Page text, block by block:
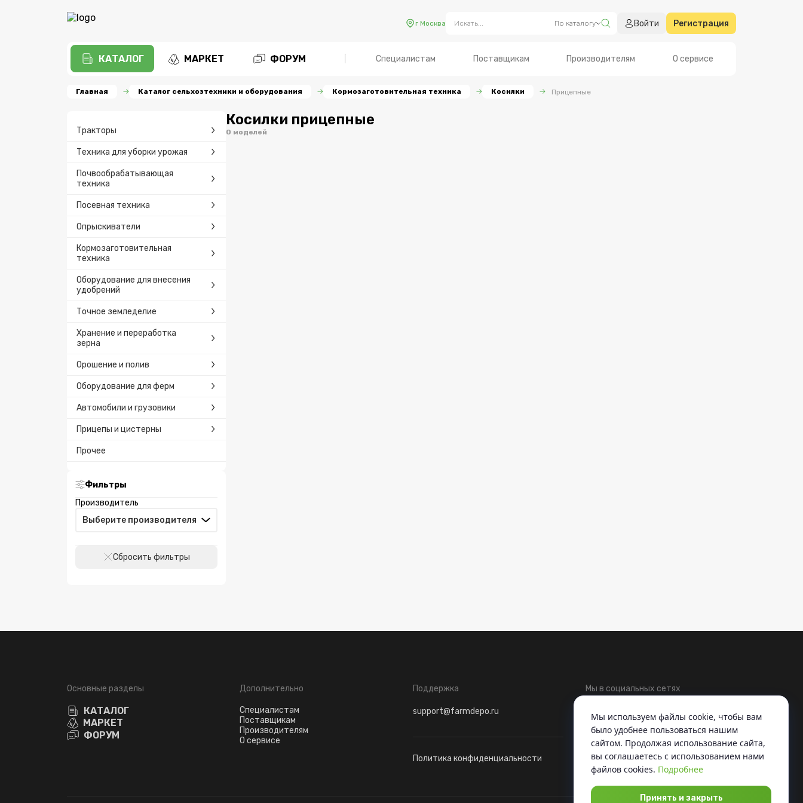
г Москва По каталогу Войти Регистрация
КАТАЛОГ МАРКЕТ ФОРУМ Специалистам Поставщикам Производителям О сервисе
Главная Каталог сельхозтехники и оборудования Кормозаготовительная техника Косилки Прицепные
Тракторы
Техника для уборки урожая
Почвообрабатывающая
техника
Посевная техника
Опрыскиватели
Кормозаготовительная
техника
Оборудование для внесения
удобрений
Точное земледелие
Хранение и переработка
зерна
Орошение и полив
Оборудование для ферм
Автомобили и грузовики
Прицепы и цистерны
Прочее
Фильтры
Производитель
Сбросить фильтры
Косилки прицепные
0 моделей
Основные разделы
КАТАЛОГ
МАРКЕТ
ФОРУМ
Дополнительно
Специалистам
Поставщикам
Производителям
О сервисе
Поддержка
support@farmdepo.ru
Политика конфиденциальности
Мы в социальных сетях
Telegram ВКонтакте
Мы используем файлы cookie, чтобы вам
было удобнее пользоваться нашим
сайтом. Продолжая использование сайта,
вы соглашаетесь c использованием нами
файлов cookies. Подробнее
Принять и закрыть